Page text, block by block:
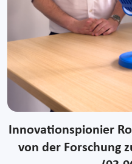
Innovationspionier
von der Forschung